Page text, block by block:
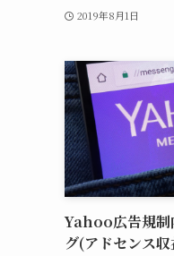
2019年8月1日
Yahoo広告規制
グ(アドセンス